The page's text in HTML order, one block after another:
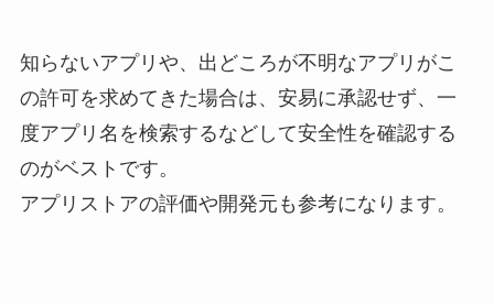
知らないアプリや、出どころが不明なアプリがこ
の許可を求めてきた場合は、安易に承認せず、一
度アプリ名を検索するなどして安全性を確認する
のがベストです。
アプリストアの評価や開発元も参考になります。